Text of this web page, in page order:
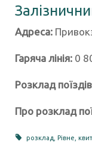
Адреса:
Гаряча лінія: 0
Розклад
Про розклад
розклад ,Рівне ,